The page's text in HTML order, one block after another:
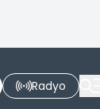
Radyo